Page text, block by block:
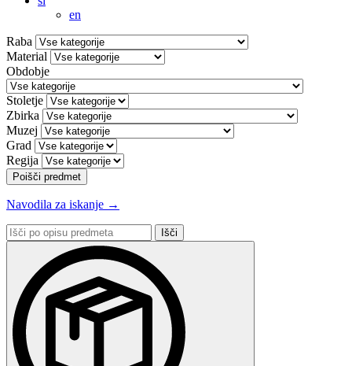
en
Raba
Material
Obdobje
Stoletje
Zbirka
Muzej
Grad
Regija
Poišči predmet
Navodila za iskanje →
Išči
po
predmeta: